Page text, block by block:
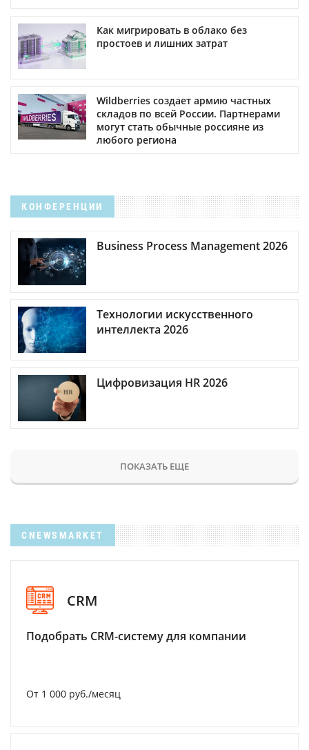
Как мигрировать в облако без
простоев и лишних затрат
Wildberries создает армию частных
складов по всей России. Партнерами
могут стать обычные россияне из
любого региона
КОНФЕРЕНЦИИ
Business Process Management 2026
Технологии искусственного
интеллекта 2026
Цифровизация HR 2026
ПОКАЗАТЬ ЕЩЕ
CNEWSMARKET
CRM
Подобрать CRM-систему для компании
От 1 000 руб./месяц